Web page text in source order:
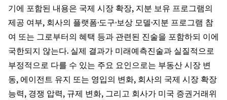
기에 포함된 내용은 국제 시장 확장, 지분 보유 프로그램의
제공 여부, 회사의 플랫폼·도구·보상 모델·지분 프로그램 참
여 또는 그로부터의 혜택 등과 관련된 진술을 포함하되 이에
국한되지 않는다. 실제 결과가 미래예측진술과 실질적으로
부정적으로 다를 수 있는 주요 요인으로는 부동산 시장 변
동, 에이전트 유지 또는 영입의 변화, 회사의 국제 시장 확장
능력, 경쟁 압력, 규제 변화, 그리고 회사가 미국 증권거래위